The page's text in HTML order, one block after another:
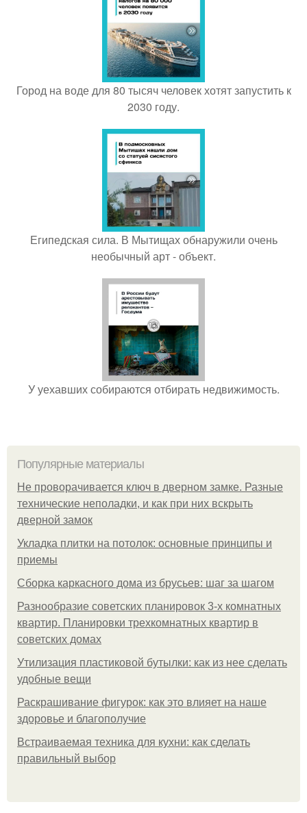
Город на воде для 80 тысяч человек хотят запустить к
2030 году.
Египедская сила. В Мытищах обнаружили очень
необычный арт - объект.
У уехавших собираются отбирать недвижимость.
Популярные материалы
Не проворачивается ключ в дверном замке. Разные
технические неполадки, и как при них вскрыть
дверной замок
Укладка плитки на потолок: основные принципы и
приемы
Сборка каркасного дома из брусьев: шаг за шагом
Разнообразие советских планировок 3-х комнатных
квартир. Планировки трехкомнатных квартир в
советских домах
Утилизация пластиковой бутылки: как из нее сделать
удобные вещи
Раскрашивание фигурок: как это влияет на наше
здоровье и благополучие
Встраиваемая техника для кухни: как сделать
правильный выбор